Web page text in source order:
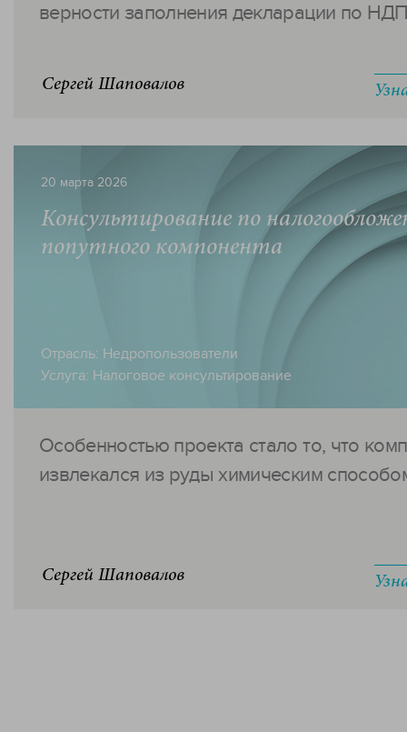
верности заполнения декларации по
Сергей Шаповалов
20 марта 2026
Консультирование по
попутного компонента
Отрасль: Недропользователи
Услуга: Налоговое консультирование
Особенностью проекта стало то, что
извлекался из руды химическим
Сергей Шаповалов